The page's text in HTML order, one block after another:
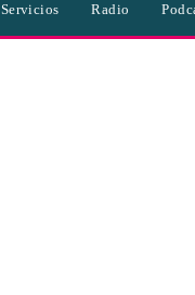
Servicios Radio